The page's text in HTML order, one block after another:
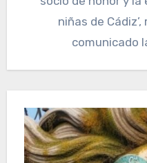
niñas de
comunicado